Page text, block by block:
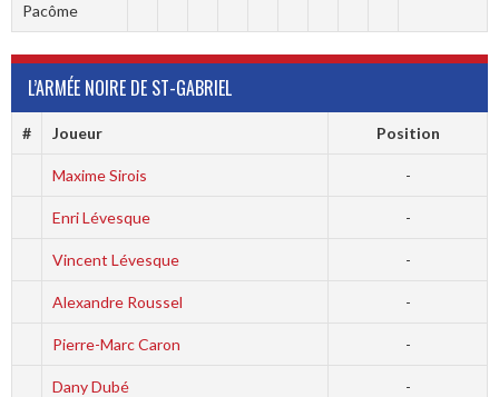
Pacôme
L’ARMÉE NOIRE DE ST-GABRIEL
# Joueur Position
Maxime Sirois -
Enri Lévesque -
Vincent Lévesque -
Alexandre Roussel -
Pierre-Marc Caron -
Dany Dubé -